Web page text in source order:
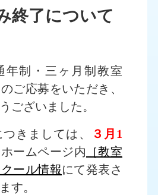
終了について
年制・三ヶ月制教室
ご応募をいただき、
ございました。
きましては、 ３月1
ホームページ内 ［教室
ール情報にて発表さ
す。